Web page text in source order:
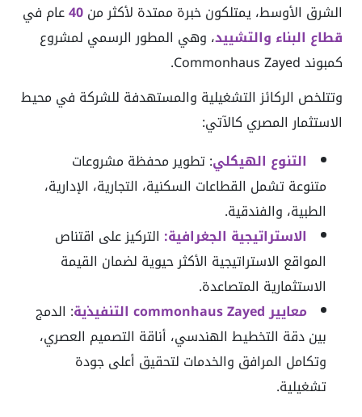
الشرق الأوسط، يمتلكون خبرة ممتدة لأكثر من40عام في
قطاع البناء والتشييد، وهي المطور الرسمي لمشروع
كمبوند Commonhaus Zayed.
وتتلخص الركائز التشغيلية والمستهدفة للشركة في محيط
الاستثمار المصري كالآتي:
التنوع الهيكلي: تطوير محفظة مشروعات
متنوعة تشمل القطاعات السكنية، التجارية، الإدارية،
الطبية، والفندقية.
الاستراتيجية الجغرافية: التركيز على اقتناص
المواقع الاستراتيجية الأكثر حيوية لضمان القيمة
الاستثمارية المتصاعدة.
معايير commonhaus Zayed التنفيذية
: الدمج
بين دقة التخطيط الهندسي، أناقة التصميم العصري،
وتكامل المرافق والخدمات لتحقيق أعلى جودة
تشغيلية.